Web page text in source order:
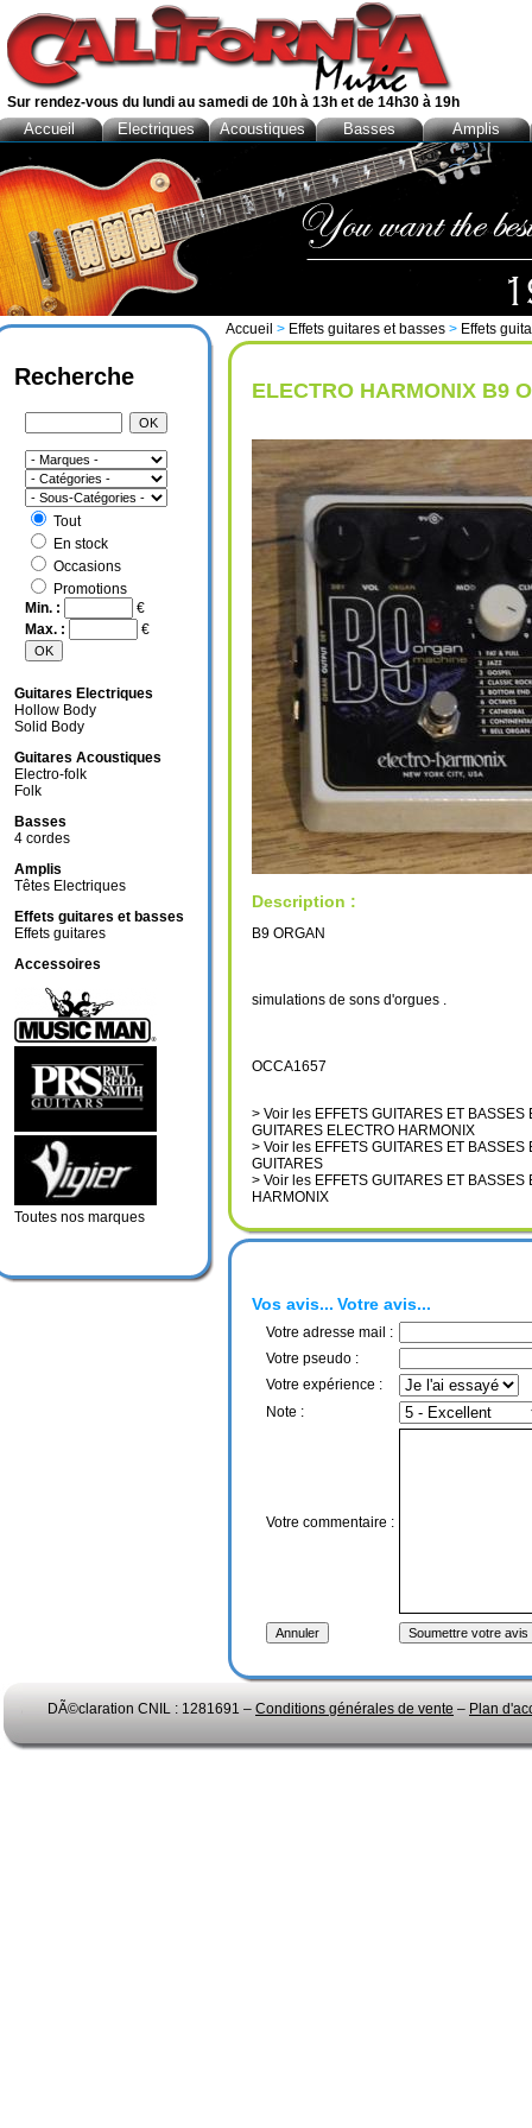
Accueil > Effets guitares et basses > Effets
ELECTRO HARMONIX B9
Description :
B9 ORGAN
simulations de sons d'orgues .
OCCA1657
> Voir les EFFETS GUITARES ET BASSES
GUITARES ELECTRO HARMONIX
> Voir les EFFETS GUITARES ET BASSES
GUITARES
> Voir les EFFETS GUITARES ET BASSES
HARMONIX
Vos avis... Votre avis...
Votre adresse mail :
Votre pseudo :
Votre expérience :
Note :
Votre commentaire :
Recherche
Tout
En stock
Occasions
Promotions
Min. :
€
Max. :
€
Guitares Electriques
Hollow Body
Solid Body
Guitares Acoustiques
Electro-folk
Folk
Basses
4 cordes
Amplis
Têtes Electriques
Effets guitares et basses
Effets guitares
Accessoires
Toutes nos marques
DÃ©claration CNIL : 1281691 – Conditions générales de vente – Plan
Sur rendez-vous du lundi au samedi de 10h à 13h et de 14h30 à 19h
Accueil Electriques Acoustiques Basses Amplis